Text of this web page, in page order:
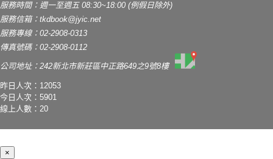
服務時間：週一至週五 08:30~18:00 (例假日除外)
服務信箱： tkdbook@jyic.net
服務專線：02-2908-0313
傳真號碼：02-2908-0112
公司地址：242新北市新莊區中正路649之9號8樓
昨日人次：12053
今日人次：5901
線上人數：20
×